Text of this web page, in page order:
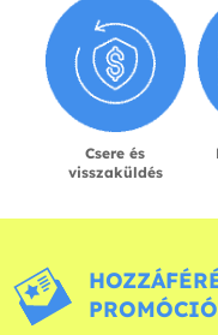
Csere és
visszaküldés